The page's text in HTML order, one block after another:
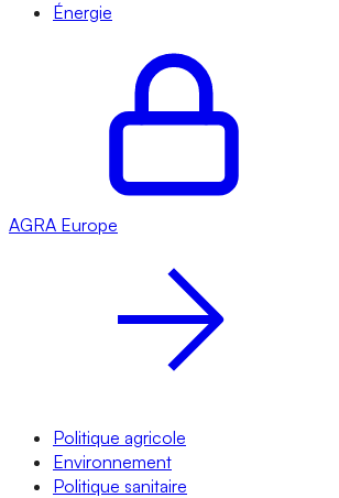
Énergie
AGRA Europe
Politique agricole
Environnement
Politique sanitaire